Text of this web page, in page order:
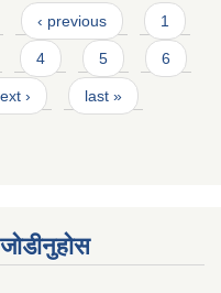
‹ previous 1
4 5 6
› last »